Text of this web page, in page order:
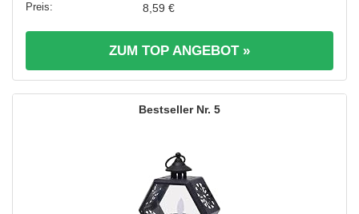
8,59 €
ZUM TOP ANGEBOT »
5